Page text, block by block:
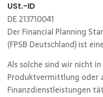
USt.-ID
DE 213710041
Der Financial Planning
(FPSB Deutschland) ist
Als solche sind wir nicht
Produktvermittlung oder
Finanzdienstleistungen